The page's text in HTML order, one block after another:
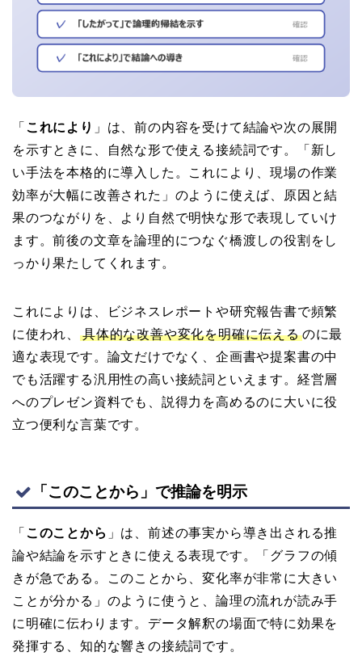
「 これにより 」は、前の内容を受けて結論や次の展開
を示すときに、自然な形で使える接続詞です。「新し
い手法を本格的に導入した。これにより、現場の作業
効率が大幅に改善された」のように使えば、原因と結
果のつながりを、より自然で明快な形で表現していけ
ます。前後の文章を論理的につなぐ橋渡しの役割をし
っかり果たしてくれます。
これによりは、ビジネスレポートや研究報告書で頻繁
に使われ、
具体的な改善や変化を明確に伝えるのに最
適な表現です。論文だけでなく、企画書や提案書の中
でも活躍する汎用性の高い接続詞といえます。経営層
へのプレゼン資料でも、説得力を高めるのに大いに役
立つ便利な言葉です。
「このことから」で推論を明示
「 このことから 」は、前述の事実から導き出される推
論や結論を示すときに使える表現です。「グラフの傾
きが急である。このことから、変化率が非常に大きい
ことが分かる」のように使うと、論理の流れが読み手
に明確に伝わります。データ解釈の場面で特に効果を
発揮する、知的な響きの接続詞です。